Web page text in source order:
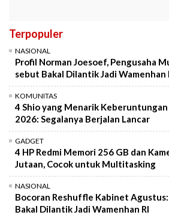
Terpopuler
NASIONAL
Profil Norman Joesoef, Pengusaha
sebut Bakal Dilantik Jadi Wamenhan
KOMUNITAS
4 Shio yang Menarik
2026: Segalanya Berjalan Lancar
GADGET
4 HP Redmi Memori 256 GB dan
Jutaan, Cocok untuk Multitasking
NASIONAL
Bocoran Reshuffle Kabinet
Bakal Dilantik Jadi Wamenhan RI